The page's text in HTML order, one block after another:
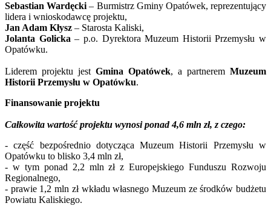
Sebastian Wardęcki – Burmistrz Gminy Opatówek, reprezentujący
lidera i wnioskodawcę projektu,
Jan Adam Kłysz – Starosta Kaliski,
Jolanta Golicka – p.o. Dyrektora Muzeum Historii Przemysłu w
Opatówku.
Liderem projektu jest Gmina Opatówek, a partnerem Muzeum
Historii Przemysłu w Opatówku.
Finansowanie projektu
Całkowita wartość projektu wynosi ponad 4,6 mln zł, z czego:
- część bezpośrednio dotycząca Muzeum Historii Przemysłu w
Opatówku to blisko 3,4 mln zł,
- w tym ponad 2,2 mln zł z Europejskiego Funduszu Rozwoju
Regionalnego,
- prawie 1,2 mln zł wkładu własnego Muzeum ze środków budżetu
Powiatu Kaliskiego.